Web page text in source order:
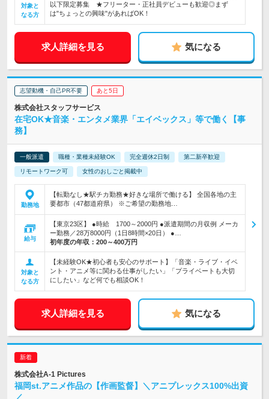
対象と
なる方
以下限定募集 ★フリーター・正社員デビューも歓迎◎まず
は"ちょっとの興味"があればOK！
求人詳細を見る 気になる
志望動機・自己PR不要 あと5日
株式会社スタッフサービス
在宅OK★音楽・エンタメ業界「エイベックス」等で働く【事
務】
一般派遣 職種・業種未経験OK 完全週休2日制 第二新卒歓迎
リモートワーク可 女性のおしごと掲載中
勤務地
【転勤なし★駅チカ勤務★好きな場所で働ける】 全国各地の主
要都市（47都道府県） ※ご希望の勤務地…
給与
【東京23区】 ●時給 1700～2000円 ●派遣期間の月収例 メーカ
ー勤務／28万8000円（1日8時間×20日） ●…
初年度の年収： 200～400万円
対象と
なる方
【未経験OK★初心者も安心のサポート】「音楽・ライブ・イベ
ント・アニメ等に関わる仕事がしたい」「プライベートも大切
にしたい」など何でも相談OK！
求人詳細を見る 気になる
株式会社A-1 Pictures
福岡st.アニメ作品の【作画監督】＼アニプレックス100%出資